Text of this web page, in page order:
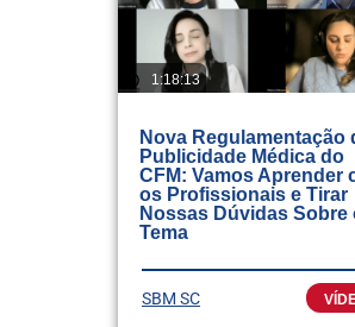
1:18:13
Nova Regulamentação
Publicidade Médica do
CFM: Vamos Aprender
os Profissionais e Tirar
Nossas Dúvidas Sobre
Tema
SBM SC